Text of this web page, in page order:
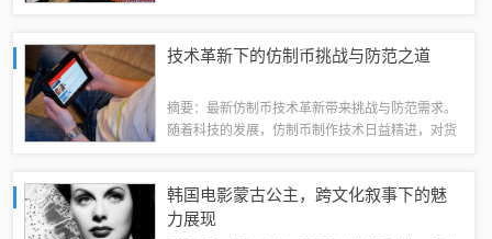
力。全面防控的举措旨在遏制疫情扩散，保障人...
技术革新下的仿制币挑战与防范之道
摘要：最新仿制币技术革新带来挑战与防范需求。
随着科技的发展，仿制币制作技术日益精进，对货
课题，需要公众提高警惕，学习识别技巧，同...
韩国电影蒙古公主，跨文化叙事下的魅
力展现